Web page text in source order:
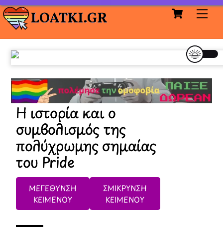
Skip
to
content
Cart
Η ιστορία και ο
συμβολισμός της
πολύχρωμης σημαίας
του Pride
ΜΕΓΕΘΥΝΣΗ
ΚΕΙΜΕΝΟΥ
ΣΜΙΚΡΥΝΣΗ
ΚΕΙΜΕΝΟΥ